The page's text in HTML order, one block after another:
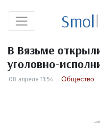
Smol
В Вязьме
уголовно-
08 апреля 11:54 Общество